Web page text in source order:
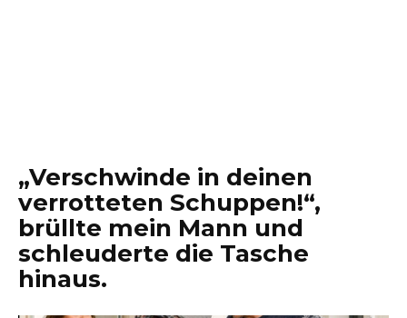
„Verschwinde in deinen
verrotteten Schuppen!“,
brüllte mein Mann und
schleuderte die Tasche
hinaus.